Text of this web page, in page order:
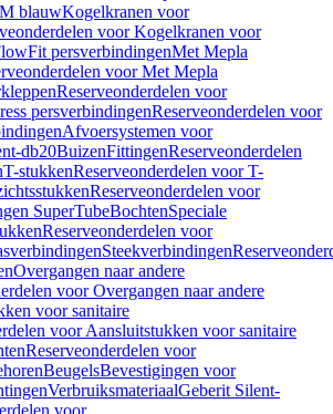
blauwKogelkranen voor
voor Kogelkranen voor
persverbindingenMet Mepla
voor Met Mepla
Reserveonderdelen voor
persverbindingenReserveonderdelen voor
Afvoersystemen voor
db20BuizenFittingenReserveonderdelen
T-stukkenReserveonderdelen voor T-
Reserveonderdelen voor
SuperTubeBochtenSpeciale
Reserveonderdelen voor
Steekverbindingen
Overgangen naar andere
voor Overgangen naar andere
voor sanitaire
voor Aansluitstukken voor sanitaire
Reserveonderdelen voor
BeugelsBevestigingen voor
VerbruiksmateriaalGeberit Silent-
voor